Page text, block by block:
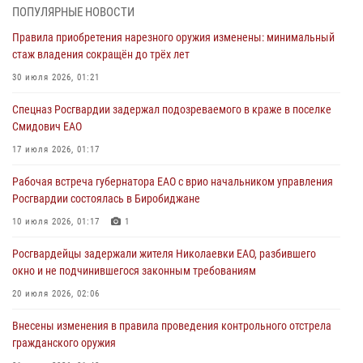
Российской Федерации
В Росгвардии вспоминают российских воинов, погибших в Первой
мировой войне 1914-1918 годов
Внесены изменения в правила проведения контрольного отстрела
гражданского оружия
Правила приобретения нарезного оружия изменены: минимальный
стаж владения сокращён до трёх лет
ПОПУЛЯРНЫЕ НОВОСТИ
Правила приобретения нарезного оружия изменены: минимальный
стаж владения сокращён до трёх лет
30 июля 2026, 01:21
Спецназ Росгвардии задержал подозреваемого в краже в поселке
Смидович ЕАО
17 июля 2026, 01:17
Рабочая встреча губернатора ЕАО с врио начальником управления
Росгвардии состоялась в Биробиджане
10 июля 2026, 01:17 1
Росгвардейцы задержали жителя Николаевки ЕАО, разбившего
окно и не подчинившегося законным требованиям
20 июля 2026, 02:06
Внесены изменения в правила проведения контрольного отстрела
гражданского оружия